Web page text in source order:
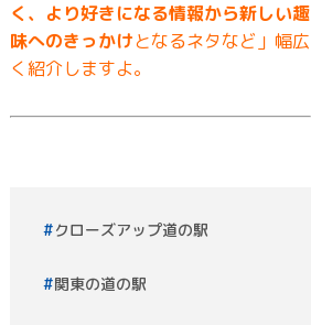
く、より好きになる情報から新しい趣
味へのきっかけとなるネタなど」幅広
く紹介しますよ。
クローズアップ道の駅
関東の道の駅